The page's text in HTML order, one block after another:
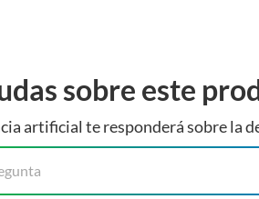
sobre este
artificial te responderá sobre la